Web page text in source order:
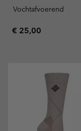
Vochtafvoerend
Regular price:
€ 25,00